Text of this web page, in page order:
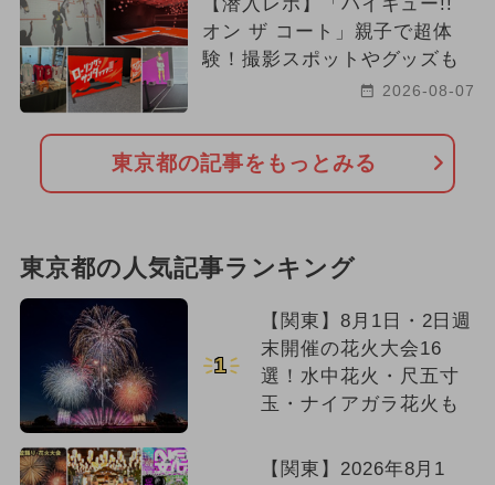
オン ザ コート」親子で超体
験！撮影スポットやグッズも
2026-08-07
東京都の記事をもっとみる
東京都の人気記事ランキング
1
【関東】8月1日・2日週
末開催の花火大会16
選！水中花火・尺五寸
玉・ナイアガラ花火も
【関東】2026年8月1